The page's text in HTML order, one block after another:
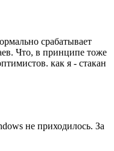
срабатывает
Что, в принципе тоже
как я - стакан
не приходилось. За